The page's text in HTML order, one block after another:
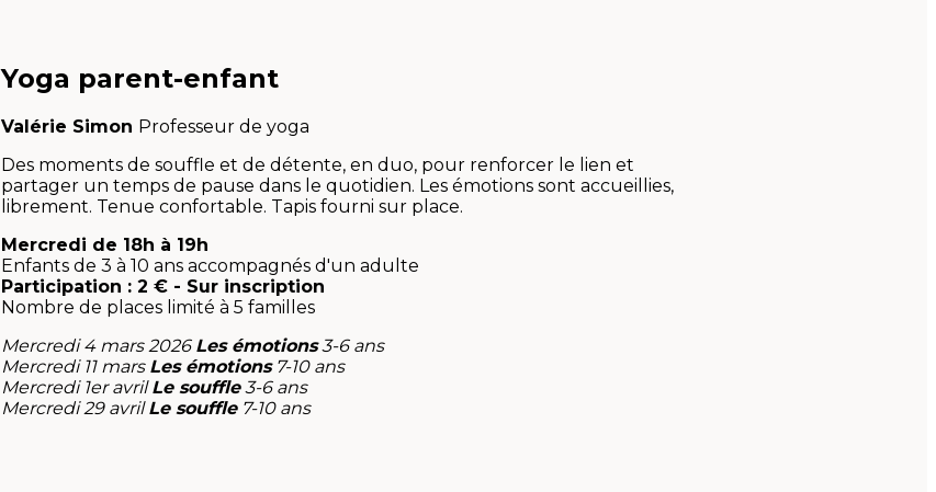
Yoga parent-enfant
Valérie Simon Professeur de yoga
Des moments de souffle et de détente, en duo, pour renforcer le lien et
partager un temps de pause dans le quotidien. Les émotions sont accueillies,
librement. Tenue confortable. Tapis fourni sur place.
Mercredi de 18h à 19h
Enfants de 3 à 10 ans accompagnés d'un adulte
Participation : 2 € - Sur inscription
Nombre de places limité à 5 familles
Mercredi 4 mars 2026 Les émotions3-6 ans
Mercredi 11 mars Les émotions7-10 ans
Mercredi 1er avrilLe souffle3-6 ans
Mercredi 29 avrilLe souffle7-10 ans